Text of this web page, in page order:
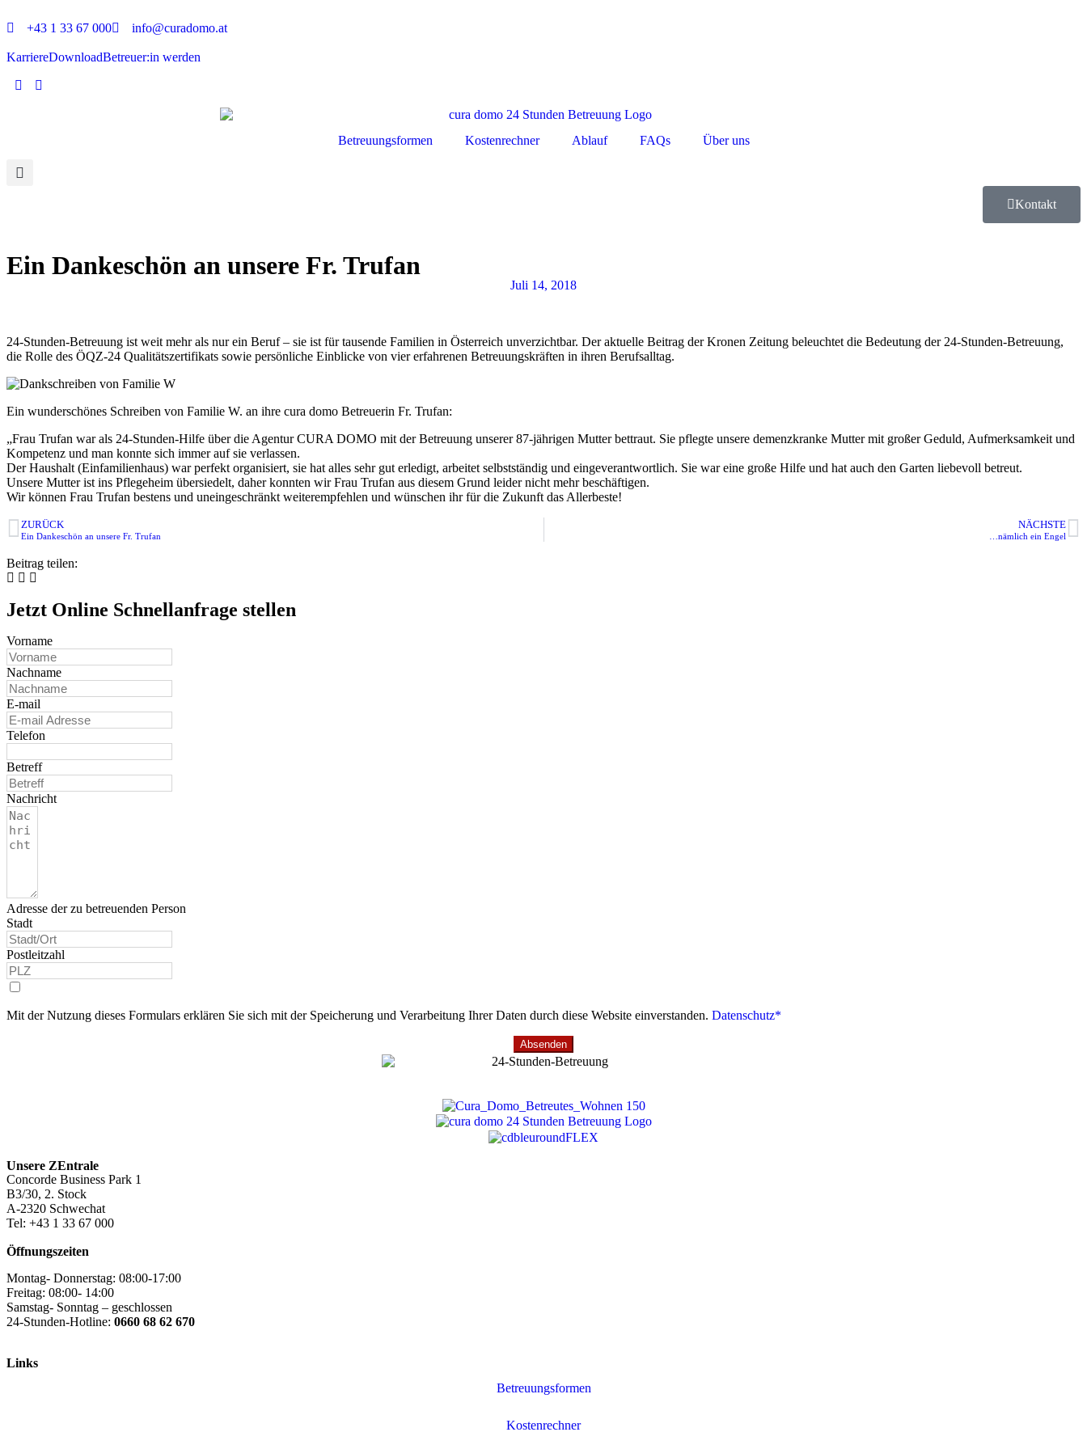
+43 1 33 67 000 info@curadomo.at
KarriereDownloadBetreuer:in werden
Betreuungsformen Kostenrechner Ablauf FAQs Über uns
Kontakt
Ein Dankeschön an unsere Fr. Trufan
Juli 14, 2018
24-Stunden-Betreuung ist weit mehr als nur ein Beruf – sie ist für tausende Familien in Österreich unverzichtbar. Der aktuelle Beitrag der Kronen Zeitung beleuchtet die Bedeutung der 24-Stunden-Betreuung,
die Rolle des ÖQZ-24 Qualitätszertifikats sowie persönliche Einblicke von vier erfahrenen Betreuungskräften in ihren Berufsalltag.
Ein wunderschönes Schreiben von Familie W. an ihre cura domo Betreuerin Fr. Trufan:
„Frau Trufan war als 24-Stunden-Hilfe über die Agentur CURA DOMO mit der Betreuung unserer 87-jährigen Mutter bettraut. Sie pflegte unsere demenzkranke Mutter mit großer Geduld, Aufmerksamkeit und
Kompetenz und man konnte sich immer auf sie verlassen.
Der Haushalt (Einfamilienhaus) war perfekt organisiert, sie hat alles sehr gut erledigt, arbeitet selbstständig und eingeverantwortlich. Sie war eine große Hilfe und hat auch den Garten liebevoll betreut.
Unsere Mutter ist ins Pflegeheim übersiedelt, daher konnten wir Frau Trufan aus diesem Grund leider nicht mehr beschäftigen.
Wir können Frau Trufan bestens und uneingeschränkt weiterempfehlen und wünschen ihr für die Zukunft das Allerbeste!
ZURÜCK
Ein Dankeschön an unsere Fr. Trufan
NÄCHSTE
…nämlich ein Engel
Beitrag teilen:
Jetzt Online Schnellanfrage stellen
Vorname
Nachname
E-mail
Telefon
Betreff
Nachricht
Adresse der zu betreuenden Person
Stadt
Postleitzahl
Mit der Nutzung dieses Formulars erklären Sie sich mit der Speicherung und Verarbeitung Ihrer Daten durch diese Website einverstanden. Datenschutz*
Absenden
Unsere ZEntrale
Concorde Business Park 1
B3/30, 2. Stock
A-2320 Schwechat
Tel: +43 1 33 67 000
Öffnungszeiten
Montag- Donnerstag: 08:00-17:00
Freitag: 08:00- 14:00
Samstag- Sonntag – geschlossen
24-Stunden-Hotline: 0660 68 62 670
Links
Betreuungsformen
Kostenrechner